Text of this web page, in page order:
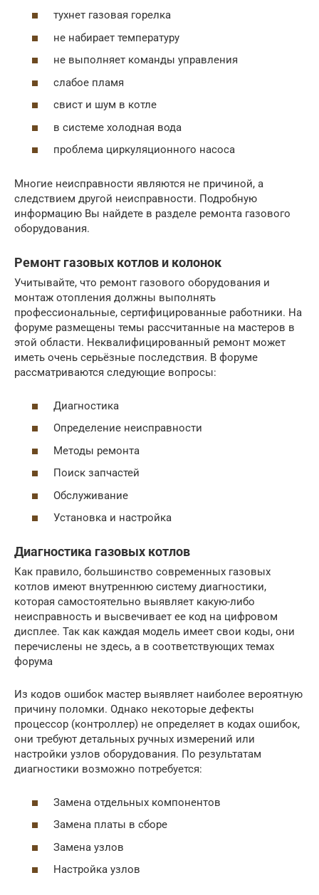
тухнет газовая горелка
не набирает температуру
не выполняет команды управления
слабое пламя
свист и шум в котле
в системе холодная вода
проблема циркуляционного насоса
Многие неисправности являются не причиной, а
следствием другой неисправности. Подробную
информацию Вы найдете в разделе ремонта газового
оборудования.
Ремонт газовых котлов и колонок
Учитывайте, что ремонт газового оборудования и
монтаж отопления должны выполнять
профессиональные, сертифицированные работники. На
форуме размещены темы рассчитанные на мастеров в
этой области. Неквалифицированный ремонт может
иметь очень серьёзные последствия. В форуме
рассматриваются следующие вопросы:
Диагностика
Определение неисправности
Методы ремонта
Поиск запчастей
Обслуживание
Установка и настройка
Диагностика газовых котлов
Как правило, большинство современных газовых
котлов имеют внутреннюю систему диагностики,
которая самостоятельно выявляет какую-либо
неисправность и высвечивает ее код на цифровом
дисплее. Так как каждая модель имеет свои коды, они
перечислены не здесь, а в соответствующих темах
форума
Из кодов ошибок мастер выявляет наиболее вероятную
причину поломки. Однако некоторые дефекты
процессор (контроллер) не определяет в кодах ошибок,
они требуют детальных ручных измерений или
настройки узлов оборудования. По результатам
диагностики возможно потребуется:
Замена отдельных компонентов
Замена платы в сборе
Замена узлов
Настройка узлов